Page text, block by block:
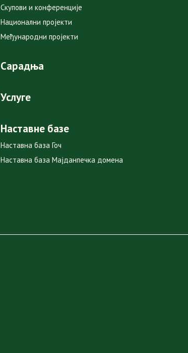
Скупови и конференције
Национални пројекти
Међународни пројекти
Сарадња
Услуге
Наставне базе
Наставна база Гоч
Наставна база Мајданпечка домена